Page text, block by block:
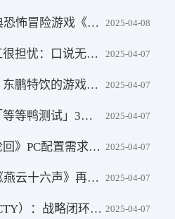
30年前的神作！超经典恐怖冒险游戏《无声狂啸》登陆主机平台 2025-04-08
育碧成立子公司后员工很担忧：口说无凭仍有可能被裁 2025-04-07
赛事联动全方位出击，东鹏特饮的游戏营销如何玩转圈层经济？ 2025-04-07
《洛克王国：世界》「等等鸭测试」3月27日开启，版本内容抢先看！ 2025-04-07
国产武侠《义闻录：轮回》PC配置需求公布:1060即可！ 2025-04-07
又双延期了！因BUG《燕云十六声》再次官宣延迟开服 2025-04-07
第九城市（Nasdaq: NCTY）：战略闭环构建游戏产业新生态，基本面夯实驱动价值重估 2025-04-07